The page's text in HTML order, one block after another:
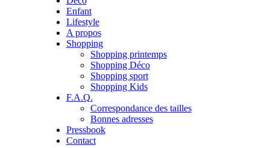
Enfant
Lifestyle
A propos
Shopping
Shopping printemps
Shopping Déco
Shopping sport
Shopping Kids
F.A.Q.
Correspondance des tailles
Bonnes adresses
Pressbook
Contact